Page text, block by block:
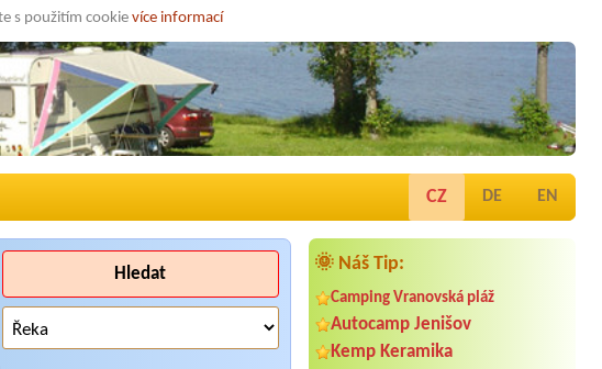
s použitím cookie více informací
CZ DE EN
🌞 Náš Tip:
Camping Vranovská pláž
Autocamp Jenišov
Kemp Keramika
Hledat